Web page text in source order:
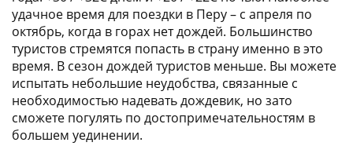
удачное время для поездки в Перу – с апреля по
октябрь, когда в горах нет дождей. Большинство
туристов стремятся попасть в страну именно в это
время. В сезон дождей туристов меньше. Вы можете
испытать небольшие неудобства, связанные с
необходимостью надевать дождевик, но зато
сможете погулять по достопримечательностям в
большем уединении.